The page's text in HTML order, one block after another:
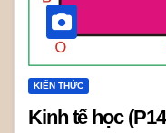
KIẾN THỨC
Kinh tế học